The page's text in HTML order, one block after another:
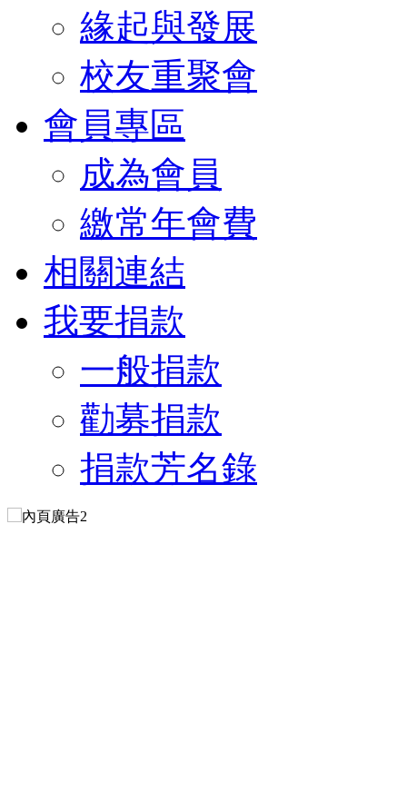
緣起與發展
校友重聚會
會員專區
成為會員
繳常年會費
相關連結
我要捐款
一般捐款
勸募捐款
捐款芳名錄